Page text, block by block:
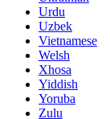
Urdu
Uzbek
Vietnamese
Welsh
Xhosa
Yiddish
Yoruba
Zulu